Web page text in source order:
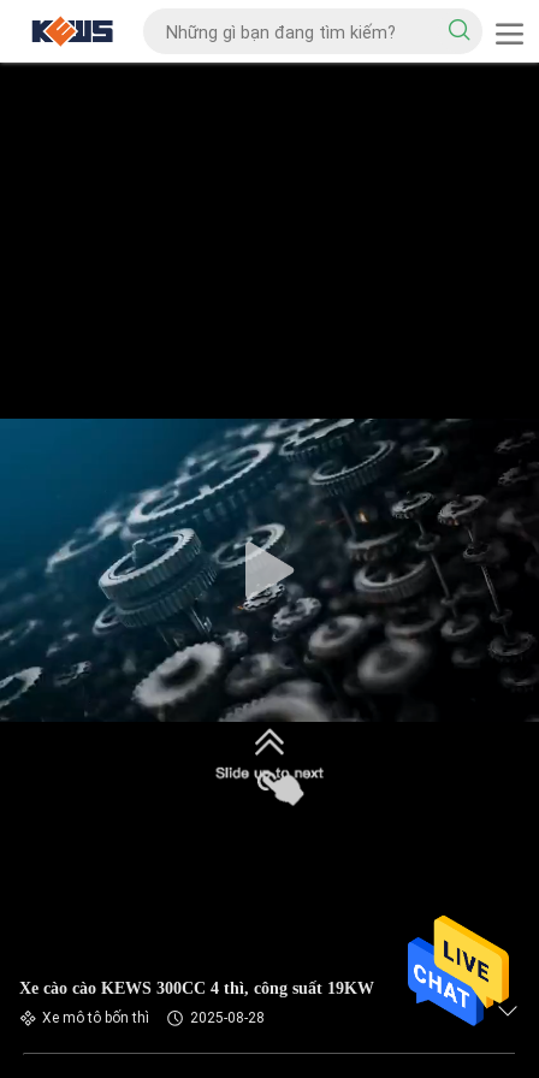
Xe cào cào KEWS 300CC 4 thì, công suất 19KW
Xe mô tô bốn thì 2025-08-28